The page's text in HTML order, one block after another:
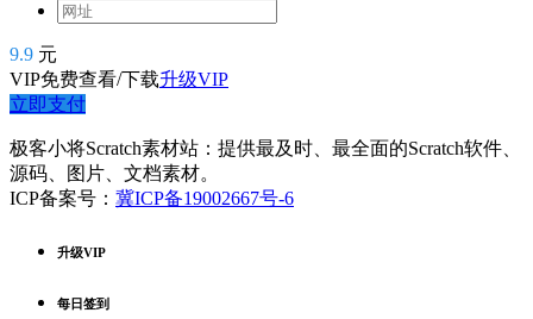
9.9 元
VIP免费查看/下载升级VIP
立即支付
极客小将Scratch素材站：提供最及时、最全面的Scratch软件、
源码、图片、文档素材。
ICP备案号： 冀ICP备19002667号-6
升级VIP
每日签到